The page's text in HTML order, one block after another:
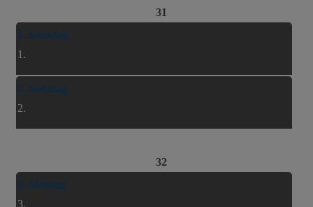
31
1. Samstag
1.
2. Sonntag
2.
32
3. Montag
3.